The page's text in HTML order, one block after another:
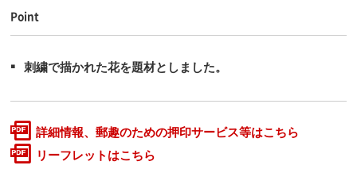
Point
刺繍で描かれた花を題材としました。
詳細情報、郵趣のための押印サービス等はこちら
リーフレットはこちら